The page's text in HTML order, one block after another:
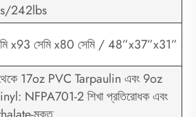
242lbs
x93 সেমি x80 সেমি / 48”x37”x31”
17oz PVC Tarpaulin এবং 9oz
NFPA701-2 শিখা প্রতিরোধক এবং